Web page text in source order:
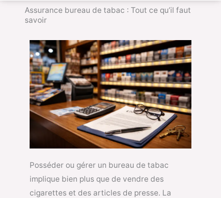
Assurance bureau de tabac : Tout ce qu’il faut
savoir
Posséder ou gérer un bureau de tabac
implique bien plus que de vendre des
cigarettes et des articles de presse. La